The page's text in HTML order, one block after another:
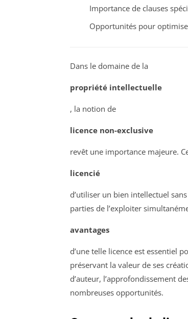
Importance de clauses
Opportunités pour
Dans le domaine de la
propriété intellectuelle
, la notion de
licence non-exclusive
revêt une importance majeure.
licencié
d’utiliser un bien intellectuel
parties de l’exploiter
avantages
d’une telle licence est essentiel
préservant la valeur de ses
d’auteur, l’approfondissement
nombreuses opportunités.